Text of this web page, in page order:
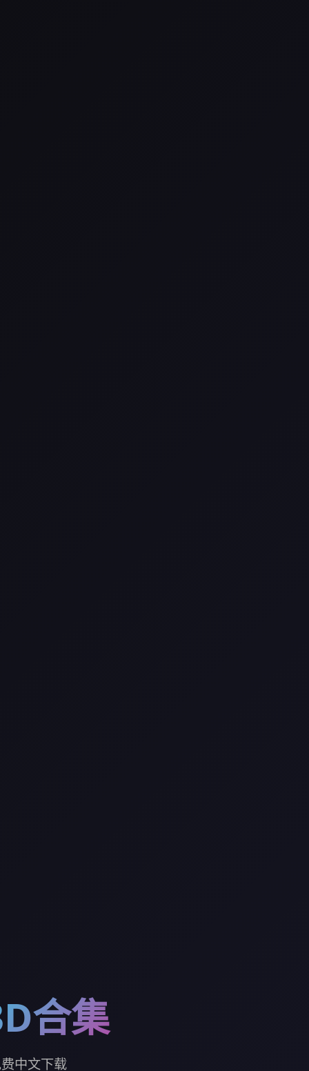
合集
中文下载